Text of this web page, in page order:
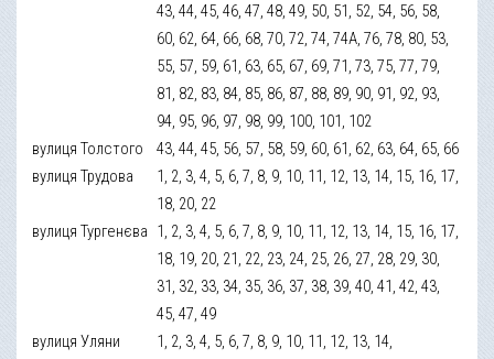
43, 44, 45, 46, 47, 48, 49, 50, 51, 52, 54, 56, 58,
60, 62, 64, 66, 68, 70, 72, 74, 74А, 76, 78, 80, 53,
55, 57, 59, 61, 63, 65, 67, 69, 71, 73, 75, 77, 79,
81, 82, 83, 84, 85, 86, 87, 88, 89, 90, 91, 92, 93,
94, 95, 96, 97, 98, 99, 100, 101, 102
вулиця Толстого
43, 44, 45, 56, 57, 58, 59, 60, 61, 62, 63, 64, 65, 66
вулиця Трудова
1, 2, 3, 4, 5, 6, 7, 8, 9, 10, 11, 12, 13, 14, 15, 16, 17,
18, 20, 22
вулиця Тургенєва 1, 2, 3, 4, 5, 6, 7, 8, 9, 10, 11, 12, 13, 14, 15, 16, 17,
18, 19, 20, 21, 22, 23, 24, 25, 26, 27, 28, 29, 30,
31, 32, 33, 34, 35, 36, 37, 38, 39, 40, 41, 42, 43,
45, 47, 49
вулиця Уляни
1, 2, 3, 4, 5, 6, 7, 8, 9, 10, 11, 12, 13, 14,